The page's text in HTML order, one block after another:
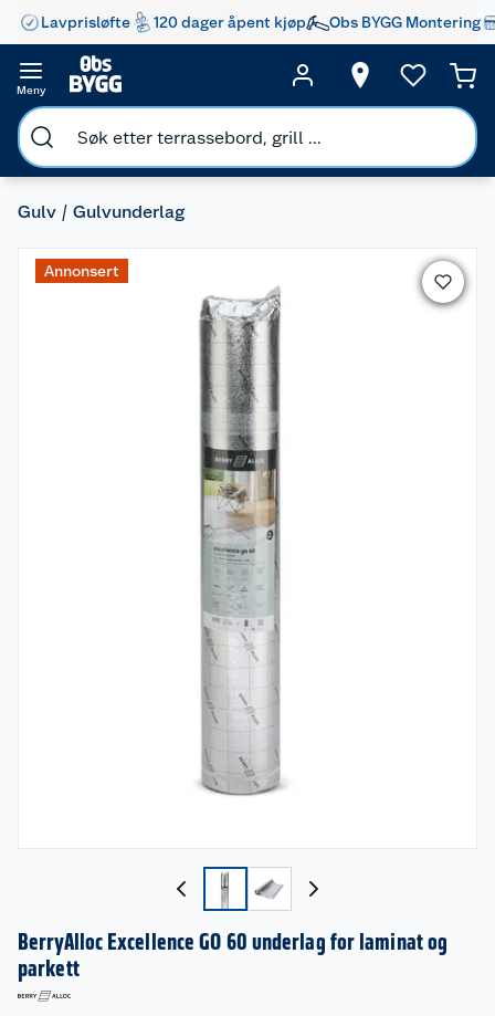
Lavprisløfte 120 dager åpent kjøp Obs BYGG Montering
Meny
Gulv Gulvunderlag
Annonsert
BerryAlloc Excellence GO 60 underlag for laminat og
parkett